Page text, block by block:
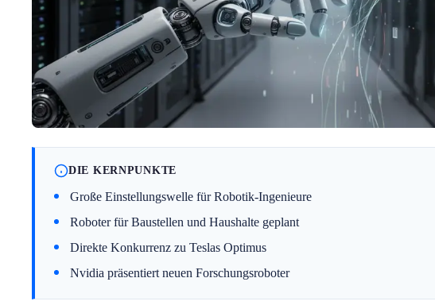
DIE KERNPUNKTE
Große Einstellungswelle für Robotik-Ingenieure
Roboter für Baustellen und Haushalte geplant
Direkte Konkurrenz zu Teslas Optimus
Nvidia präsentiert neuen Forschungsroboter